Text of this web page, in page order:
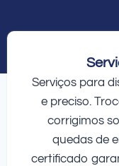
Serviços para
e preciso.
corrigimos
quedas de
certificado